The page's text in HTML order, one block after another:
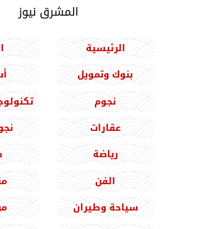
المشرق نيوز
الرئيسية
بنوك وتمويل
نجوم
عقارات
رياضة
الفن
سياحة وطيران